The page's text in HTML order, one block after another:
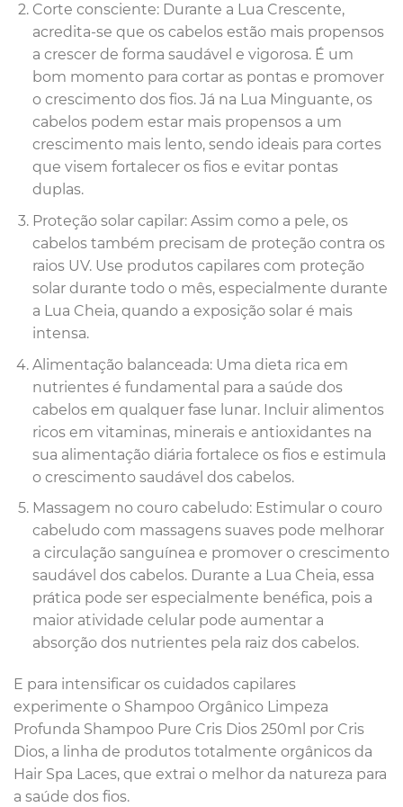
Corte consciente: Durante a Lua Crescente,
acredita-se que os cabelos estão mais propensos
a crescer de forma saudável e vigorosa. É um
bom momento para cortar as pontas e promover
o crescimento dos fios. Já na Lua Minguante, os
cabelos podem estar mais propensos a um
crescimento mais lento, sendo ideais para cortes
que visem fortalecer os fios e evitar pontas
duplas.
Proteção solar capilar: Assim como a pele, os
cabelos também precisam de proteção contra os
raios UV. Use produtos capilares com proteção
solar durante todo o mês, especialmente durante
a Lua Cheia, quando a exposição solar é mais
intensa.
Alimentação balanceada: Uma dieta rica em
nutrientes é fundamental para a saúde dos
cabelos em qualquer fase lunar. Incluir alimentos
ricos em vitaminas, minerais e antioxidantes na
sua alimentação diária fortalece os fios e estimula
o crescimento saudável dos cabelos.
Massagem no couro cabeludo: Estimular o couro
cabeludo com massagens suaves pode melhorar
a circulação sanguínea e promover o crescimento
saudável dos cabelos. Durante a Lua Cheia, essa
prática pode ser especialmente benéfica, pois a
maior atividade celular pode aumentar a
absorção dos nutrientes pela raiz dos cabelos.
E para intensificar os cuidados capilares
experimente o Shampoo Orgânico Limpeza
Profunda Shampoo Pure Cris Dios 250ml por Cris
Dios, a linha de produtos totalmente orgânicos da
Hair Spa Laces, que extrai o melhor da natureza para
a saúde dos fios.